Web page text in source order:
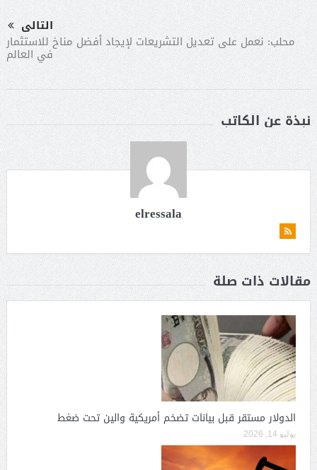
التالى
محلب: نعمل على تعديل التشريعات لإيجاد أفضل مناخ للاستثمار
في العالم
نبذة عن الكاتب
elressala
مقالات ذات صلة
الدولار مستقر قبل بيانات تضخم أمريكية والين تحت ضغط
يوليو 14, 2026